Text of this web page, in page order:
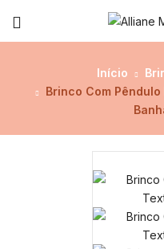
Início
Brinco Com